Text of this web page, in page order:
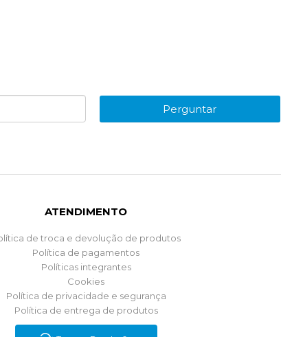
Perguntar
ATENDIMENTO
de troca e devolução de produtos
Política de pagamentos
Políticas integrantes
Cookies
Política de privacidade e segurança
Política de entrega de produtos